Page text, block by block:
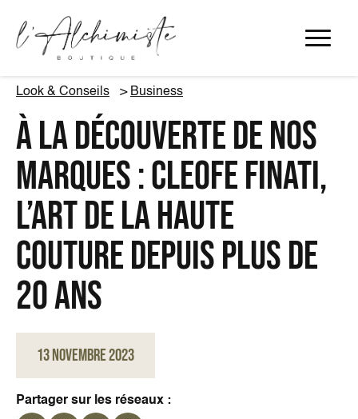
Look & Conseils Business
À LA DÉCOUVERTE DE NOS
MARQUES : CLEOFE FINATI,
L’ART DE LA HAUTE
COUTURE DEPUIS PLUS DE
20 ANS
13 novembre 2023
Partager sur les réseaux :